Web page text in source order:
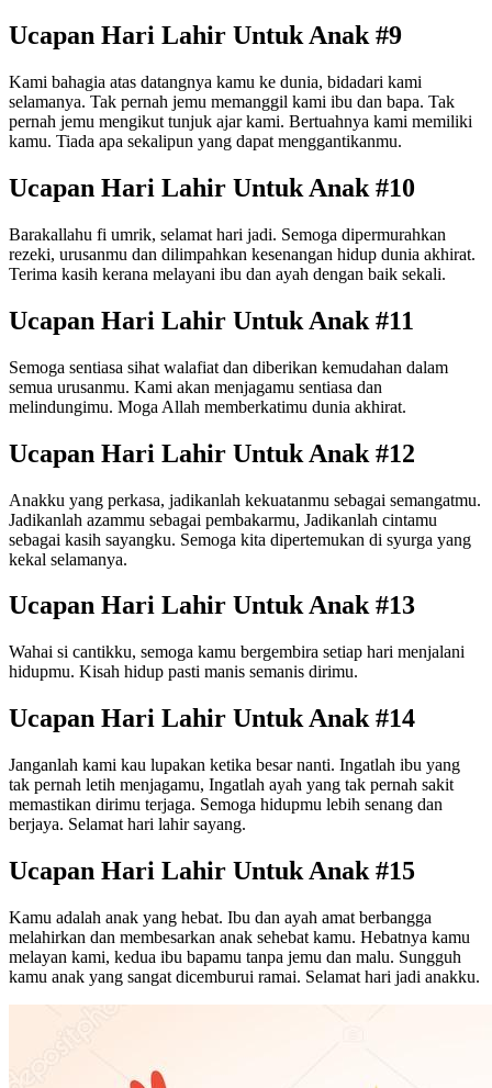
Ucapan Hari Lahir Untuk Anak #9
Kami bahagia atas datangnya kamu ke dunia, bidadari kami
selamanya. Tak pernah jemu memanggil kami ibu dan bapa. Tak
pernah jemu mengikut tunjuk ajar kami. Bertuahnya kami memiliki
kamu. Tiada apa sekalipun yang dapat menggantikanmu.
Ucapan Hari Lahir Untuk Anak #10
Barakallahu fi umrik, selamat hari jadi. Semoga dipermurahkan
rezeki, urusanmu dan dilimpahkan kesenangan hidup dunia akhirat.
Terima kasih kerana melayani ibu dan ayah dengan baik sekali.
Ucapan Hari Lahir Untuk Anak #11
Semoga sentiasa sihat walafiat dan diberikan kemudahan dalam
semua urusanmu. Kami akan menjagamu sentiasa dan
melindungimu. Moga Allah memberkatimu dunia akhirat.
Ucapan Hari Lahir Untuk Anak #12
Anakku yang perkasa, jadikanlah kekuatanmu sebagai semangatmu.
Jadikanlah azammu sebagai pembakarmu, Jadikanlah cintamu
sebagai kasih sayangku. Semoga kita dipertemukan di syurga yang
kekal selamanya.
Ucapan Hari Lahir Untuk Anak #13
Wahai si cantikku, semoga kamu bergembira setiap hari menjalani
hidupmu. Kisah hidup pasti manis semanis dirimu.
Ucapan Hari Lahir Untuk Anak #14
Janganlah kami kau lupakan ketika besar nanti. Ingatlah ibu yang
tak pernah letih menjagamu, Ingatlah ayah yang tak pernah sakit
memastikan dirimu terjaga. Semoga hidupmu lebih senang dan
berjaya. Selamat hari lahir sayang.
Ucapan Hari Lahir Untuk Anak #15
Kamu adalah anak yang hebat. Ibu dan ayah amat berbangga
melahirkan dan membesarkan anak sehebat kamu. Hebatnya kamu
melayan kami, kedua ibu bapamu tanpa jemu dan malu. Sungguh
kamu anak yang sangat dicemburui ramai. Selamat hari jadi anakku.